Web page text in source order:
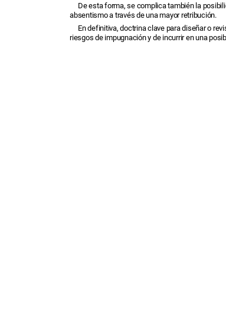
De esta forma, se complica también la
absentismo a través de una mayor retribución.
En definitiva, doctrina clave para diseñar o
riesgos de impugnación y de incurrir en una